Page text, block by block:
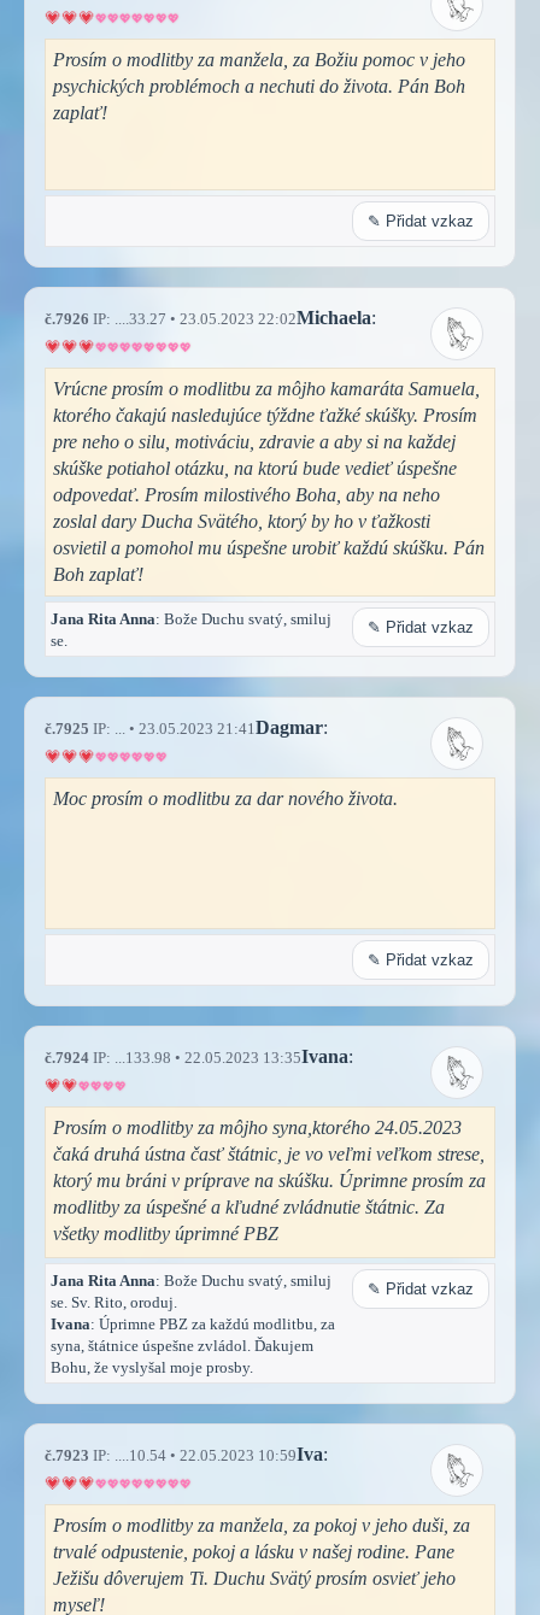
Prosím o modlitby za manžela, za Božiu pomoc v jeho
psychických problémoch a nechuti do života. Pán Boh
zaplať!
✎ Přidat vzkaz
č.7926 IP: ....33.27 • 23.05.2023 22:02Michaela:
Vrúcne prosím o modlitbu za môjho kamaráta Samuela,
ktorého čakajú nasledujúce týždne ťažké skúšky. Prosím
pre neho o silu, motiváciu, zdravie a aby si na každej
skúške potiahol otázku, na ktorú bude vedieť úspešne
odpovedať. Prosím milostivého Boha, aby na neho
zoslal dary Ducha Svätého, ktorý by ho v ťažkosti
osvietil a pomohol mu úspešne urobiť každú skúšku. Pán
Boh zaplať!
Jana Rita Anna: Bože Duchu svatý, smiluj
se.
✎ Přidat vzkaz
č.7925 IP: ... • 23.05.2023 21:41 Dagmar:
Moc prosím o modlitbu za dar nového života.
✎ Přidat vzkaz
č.7924 IP: ...133.98 • 22.05.2023 13:35Ivana:
Prosím o modlitby za môjho syna,ktorého 24.05.2023
čaká druhá ústna časť štátnic, je vo veľmi veľkom strese,
ktorý mu bráni v príprave na skúšku. Úprimne prosím za
modlitby za úspešné a kľudné zvládnutie štátnic. Za
všetky modlitby úprimné PBZ
Jana Rita Anna: Bože Duchu svatý, smiluj
se. Sv. Rito, oroduj.
Ivana: Úprimne PBZ za každú modlitbu, za
syna, štátnice úspešne zvládol. Ďakujem
Bohu, že vyslyšal moje prosby.
✎ Přidat vzkaz
č.7923 IP: ....10.54 • 22.05.2023 10:59Iva:
Prosím o modlitby za manžela, za pokoj v jeho duši, za
trvalé odpustenie, pokoj a lásku v našej rodine. Pane
Ježišu dôverujem Ti. Duchu Svätý prosím osvieť jeho
myseľ!